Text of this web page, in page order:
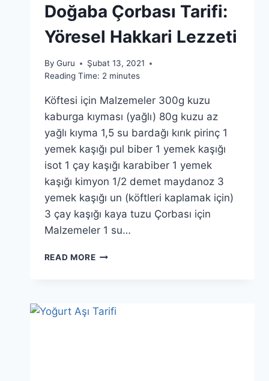
Doğaba Çorbası Tarifi:
Yöresel Hakkari Lezzeti
By Guru
Şubat 13, 2021
Reading Time: 2 minutes
Köftesi için Malzemeler 300g kuzu
kaburga kıyması (yağlı) 80g kuzu az
yağlı kıyma 1,5 su bardağı kırık pirinç 1
yemek kaşığı pul biber 1 yemek kaşığı
isot 1 çay kaşığı karabiber 1 yemek
kaşığı kimyon 1/2 demet maydanoz 3
yemek kaşığı un (köftleri kaplamak için)
3 çay kaşığı kaya tuzu Çorbası için
Malzemeler 1 su…
READ MOREDOĞABA
HAKKARI
LEZZETI